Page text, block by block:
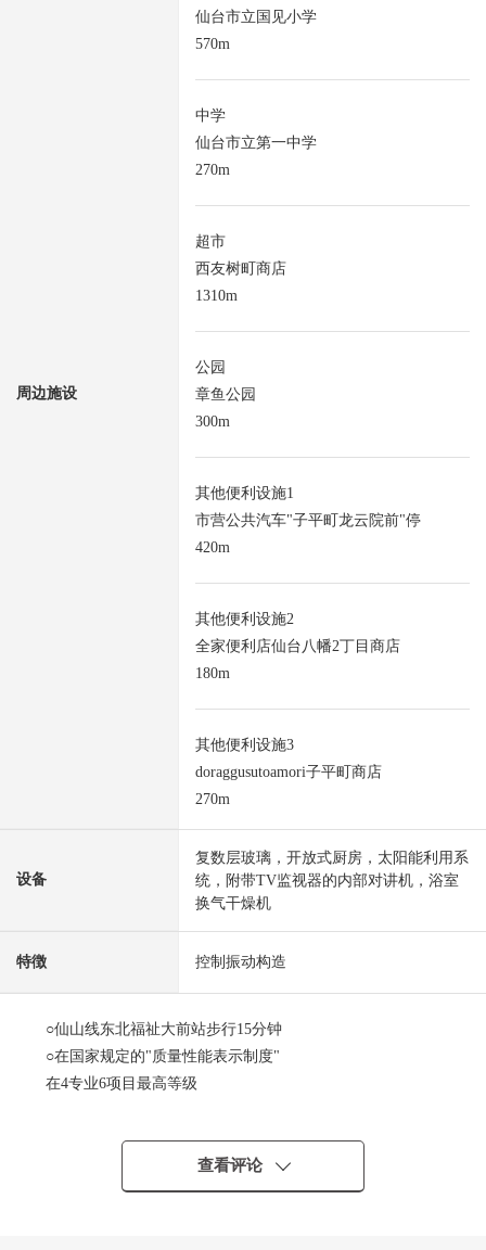
周边施设
仙台市立国见小学
570m
中学
仙台市立第一中学
270m
超市
西友树町商店
1310m
公园
章鱼公园
300m
其他便利设施1
市营公共汽车"子平町龙云院前"停
420m
其他便利设施2
全家便利店仙台八幡2丁目商店
180m
其他便利设施3
doraggusutoamori子平町商店
270m
设备
复数层玻璃，开放式厨房，太阳能利用系
统，附带TV监视器的内部对讲机，浴室
换气干燥机
特徴 控制振动构造
○仙山线东北福祉大前站步行15分钟
○在国家规定的"质量性能表示制度"
在4专业6项目最高等级
○打算取得"建设住宅性功能说明"
○太阳光发电设备标准搭载
○吸收地震的摇晃的制震装置"SAFE365"搭载
查看评论